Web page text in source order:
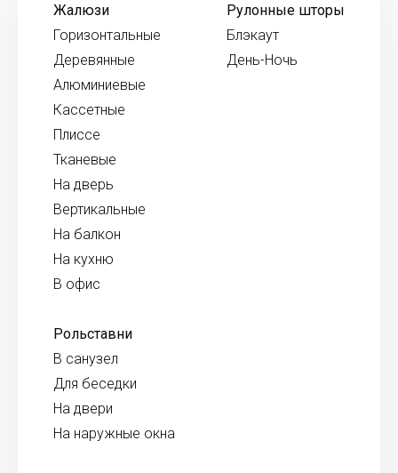
Жалюзи
Горизонтальные
Деревянные
Алюминиевые
Кассетные
Плиссе
Тканевые
На дверь
Вертикальные
На балкон
На кухню
В офис
Рулонные шторы
Блэкаут
День-Ночь
Рольставни
В санузел
Для беседки
На двери
На наружные окна